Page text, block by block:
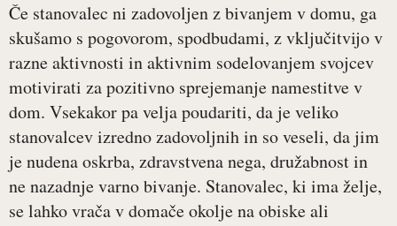
Če stanovalec ni zadovoljen z bivanjem v domu, ga
skušamo s pogovorom, spodbudami, z vključitvijo v
razne aktivnosti in aktivnim sodelovanjem svojcev
motivirati za pozitivno sprejemanje namestitve v
dom. Vsekakor pa velja poudariti, da je veliko
stanovalcev izredno zadovoljnih in so veseli, da jim
je nudena oskrba, zdravstvena nega, družabnost in
ne nazadnje varno bivanje. Stanovalec, ki ima želje,
se lahko vrača v domače okolje na obiske ali